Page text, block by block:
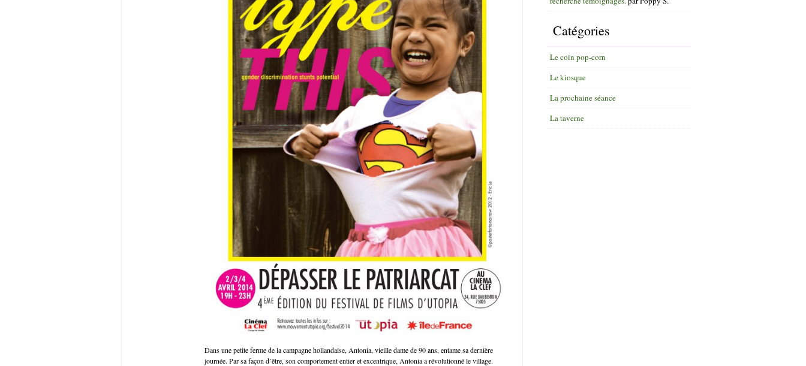
Dans une petite ferme de la campagne hollandaise, Antonia, vieille dame de 90 ans, entame sa dernière
journée. Par sa façon d’être, son comportement entier et excentrique, Antonia a révolutionné le village.
Catégories
Le coin pop-corn
Le kiosque
La prochaine séance
La taverne